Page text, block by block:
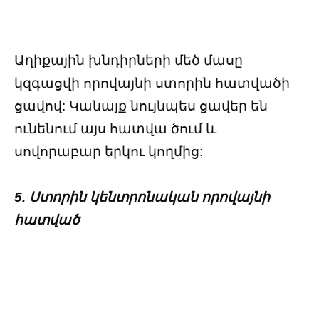
Աղիքային խնդիրների մեծ մասը
կզգացվի որովայնի ստորին հատվածի
ցավով: Կանայք նույնպես ցավեր են
ունենում այս հատվա ծում և
սովորաբար երկու կողմից:
5. Ստորին կենտրոնական որովայնի
հատված